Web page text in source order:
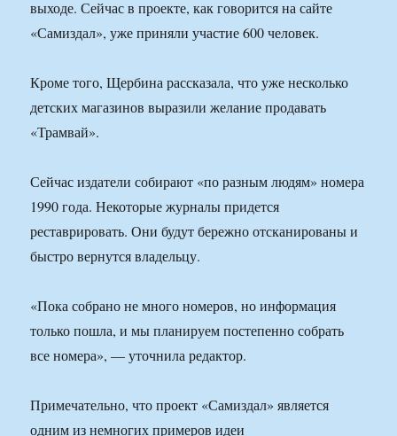
выходе. Сейчас в проекте, как говорится на сайте
«Самиздал», уже приняли участие 600 человек.
Кроме того, Щербина рассказала, что уже несколько
детских магазинов выразили желание продавать
«Трамвай».
Сейчас издатели собирают «по разным людям» номера
1990 года. Некоторые журналы придется
реставрировать. Они будут бережно отсканированы и
быстро вернутся владельцу.
«Пока собрано не много номеров, но информация
только пошла, и мы планируем постепенно собрать
все номера», — уточнила редактор.
Примечательно, что проект «Самиздал» является
одним из немногих примеров идеи